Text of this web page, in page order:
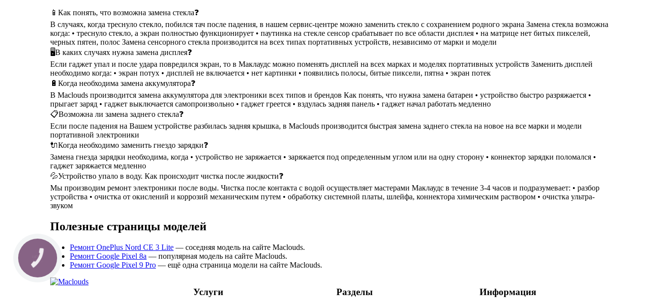
📱Как понять, что возможна замена стекла❓
В случаях, когда треснуло стекло, побился тач после падения, в нашем сервис-центре можно заменить стекло с сохранением родного экрана Замена стекла возможна
когда: • треснуло стекло, а экран полностью функционирует • паутинка на стекле сенсор срабатывает по все области дисплея • на матрице нет битых пикселей,
черных пятен, полос Замена сенсорного стекла производится на всех типах портативных устройств, независимо от марки и модели
🖥В каких случаях нужна замена дисплея❓
Если гаджет упал и после удара повредился экран, то в Маклаудс можно поменять дисплей на всех марках и моделях портативных устройств Заменить дисплей
необходимо когда: • экран потух • дисплей не включается • нет картинки • появились полосы, битые пиксели, пятна • экран потек
🔋Когда необходима замена аккумулятора❓
В Maclouds производится замена аккумулятора для электроники всех типов и брендов Как понять, что нужна замена батареи • устройство быстро разряжается •
прыгает заряд • гаджет выключается самопроизвольно • гаджет греется • вздулась задняя панель • гаджет начал работать медленно
📋Возможна ли замена заднего стекла❓
Если после падения на Вашем устройстве разбилась задняя крышка, в Maclouds производится быстрая замена заднего стекла на новое на все марки и модели
портативной электроники
🔌Когда необходимо заменить гнездо зарядки❓
Замена гнезда зарядки необходима, когда • устройство не заряжается • заряжается под определенным углом или на одну сторону • коннектор зарядки поломался •
гаджет заряжается медленно
💦Устройство упало в воду. Как происходит чистка после жидкости❓
Мы производим ремонт электроники после воды. Чистка после контакта с водой осуществляет мастерами Маклаудс в течение 3-4 часов и подразумевает: • разбор
устройства • очистка от окислений и коррозий механическим путем • обработку системной платы, шлейфа, коннектора химическим раствором • очистка ультра-
звуком
Полезные страницы моделей
Ремонт OnePlus Nord CE 3 Lite — соседняя модель на сайте Maclouds.
Ремонт Google Pixel 8a — популярная модель на сайте Maclouds.
Ремонт Google Pixel 9 Pro — ещё одна страница модели на сайте Maclouds.
Услуги Разделы Информация
КНОПКА
СВЯЗИ